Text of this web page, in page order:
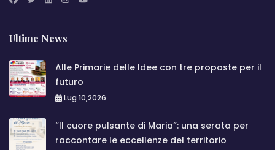
Ultime News
Alle Primarie delle Idee con tre proposte per il
futuro
Lug 10,2026
“Il cuore pulsante di Maria”: una serata per
raccontare le eccellenze del territorio